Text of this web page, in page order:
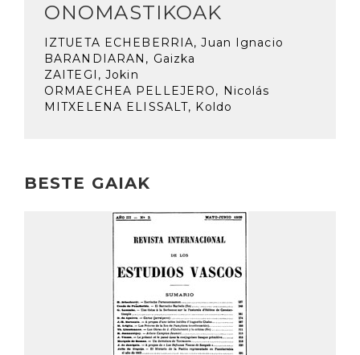
ONOMASTIKOAK
IZTUETA ECHEBERRIA, Juan Ignacio
BARANDIARAN, Gaizka
ZAITEGI, Jokin
ORMAECHEA PELLEJERO, Nicolás
MITXELENA ELISSALT, Koldo
BESTE GAIAK